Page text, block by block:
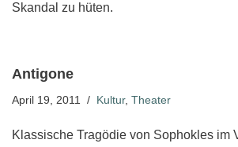
Skandal zu hüten.
Antigone
April 19, 2011 Kultur, Theater
Klassische Tragödie von Sophokles im